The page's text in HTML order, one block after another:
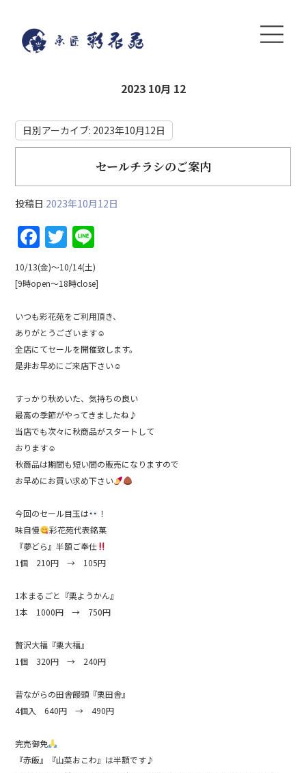
2023 10月 12
日別アーカイブ: 2023年10月12日
セールチラシのご案内
投稿日 2023年10月12日
F
a
c
b
o
o
k
T
w
itt
n
e
10/13(金)〜10/14(土)
[9時open〜18時close]
いつも彩花苑をご利用頂き、
ありがとうございます☺︎
全店にてセールを開催致します。
是非お早めにご来店下さい☺︎
すっかり秋めいた、気持ちの良い
最高の季節がやってきましたね♪
当店でも次々に秋商品がスタートして
おります☺︎
秋商品は期間も短い間の販売になりますので
お早めにお買い求め下さい
今回のセール目玉は
！
味自慢
彩花苑代表銘菓
『夢どら』半額ご奉仕
1個 210円 → 105円
1本まるごと『栗ようかん』
1本 1000円 → 750円
贅沢大福『栗大福』
1個 320円 → 240円
昔ながらの田舎饅頭『栗田舎』
4個入 640円 → 490円
完売御免
『赤飯』『山菜おこわ』は半額です♪